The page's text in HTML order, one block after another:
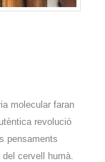
molecular faran
revolució
pensaments
cervell humà.